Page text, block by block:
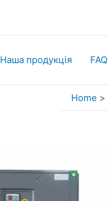
Наша продукція FAQ
Home